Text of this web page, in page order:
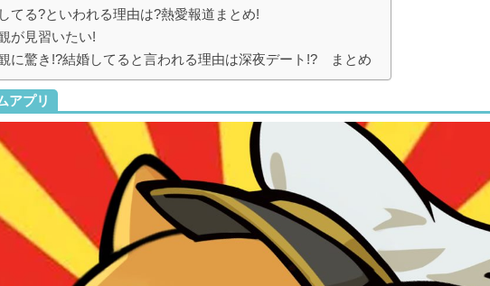
てる?といわれる理由は?熱愛報道まとめ!
が見習いたい!
に驚き!?結婚してると言われる理由は深夜デート!? まとめ
アプリ